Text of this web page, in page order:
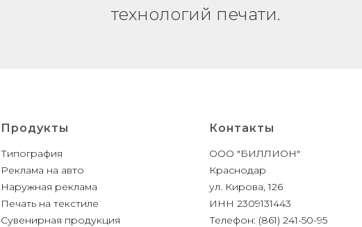
технологий печати.
Продукты
Типография
Реклама на авто
Наружная реклама
Печать на текстиле
Сувенирная продукция
Контакты
ООО "БИЛЛИОН"
Краснодар
ул. Кирова, 126
ИНН 2309131443
Телефон: (861) 241-50-95